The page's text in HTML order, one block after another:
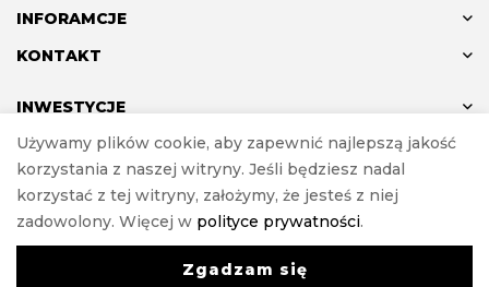
INFORAMCJE
KONTAKT
INWESTYCJE
© ANTON 2024
Realizacjae-Sklepy Investnet
Używamy plików cookie, aby zapewnić najlepszą jakość
korzystania z naszej witryny. Jeśli będziesz nadal
korzystać z tej witryny, założymy, że jesteś z niej
zadowolony. Więcej w polityce prywatności.
Zgadzam się